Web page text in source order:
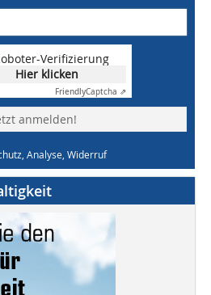
Verifizierung
Hier klicken
FriendlyCaptcha ⇗
anmelden!
Analyse, Widerruf